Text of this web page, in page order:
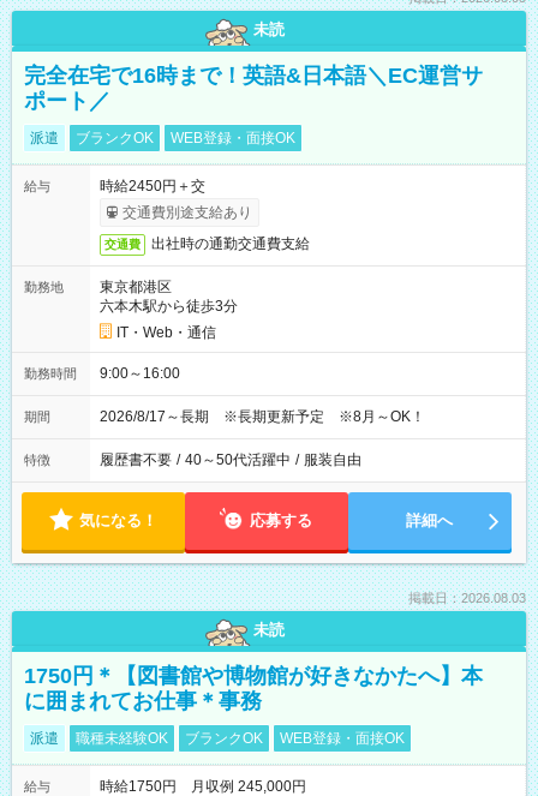
未読
完全在宅で16時まで！英語&日本語＼EC運営サ
ポート／
派遣 ブランクOK WEB登録・面接OK
給与
時給2450円＋交
交通費別途支給あり
交通費 出社時の通勤交通費支給
勤務地
東京都港区
六本木駅から徒歩3分
IT・Web・通信
勤務時間 9:00～16:00
期間 2026/8/17～長期 ※長期更新予定 ※8月～OK！
特徴 履歴書不要 / 40～50代活躍中 / 服装自由
気になる！ 応募する 詳細へ
掲載日：2026.08.03
未読
1750円＊【図書館や博物館が好きなかたへ】本
に囲まれてお仕事＊事務
派遣 職種未経験OK ブランクOK WEB登録・面接OK
給与
時給1750円 月収例 245,000円